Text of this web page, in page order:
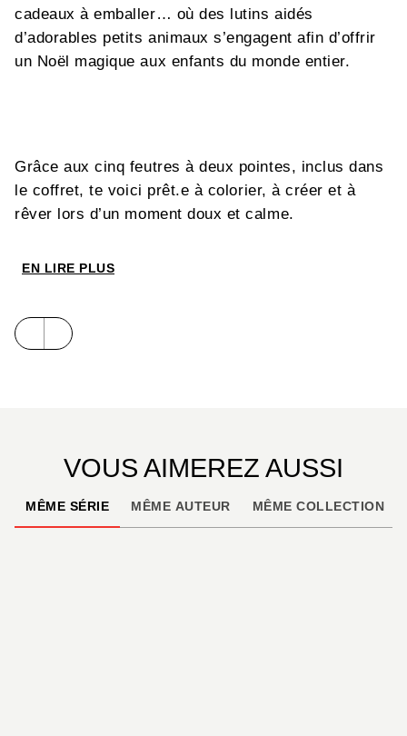
cadeaux à emballer… où des lutins aidés
d’adorables petits animaux s’engagent afin d’offrir
un Noël magique aux enfants du monde entier.
Grâce aux cinq feutres à deux pointes, inclus dans
le coffret, te voici prêt.e à colorier, à créer et à
rêver lors d’un moment doux et calme.
EN LIRE PLUS
VOUS AIMEREZ AUSSI
MÊME SÉRIE MÊME AUTEUR MÊME COLLECTION